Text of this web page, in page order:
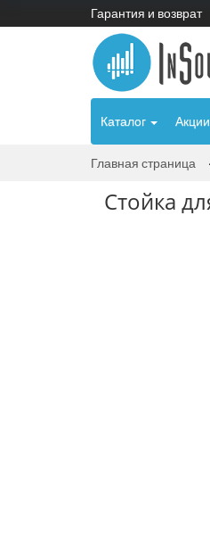
Гарантия и возврат
Каталог
Главная страница
Стойка